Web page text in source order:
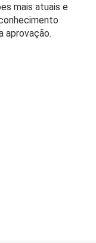
mais atuais e
aprovação.